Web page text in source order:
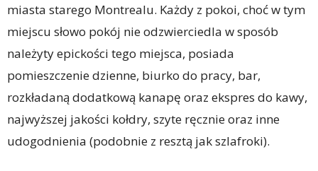
miasta starego Montrealu. Każdy z pokoi, choć w tym
miejscu słowo pokój nie odzwierciedla w sposób
należyty epickości tego miejsca, posiada
pomieszczenie dzienne, biurko do pracy, bar,
rozkładaną dodatkową kanapę oraz ekspres do kawy,
najwyższej jakości kołdry, szyte ręcznie oraz inne
udogodnienia (podobnie z resztą jak szlafroki).